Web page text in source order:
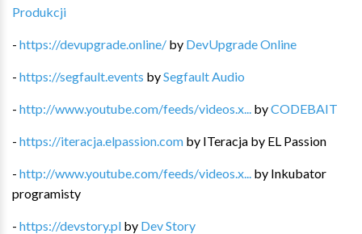
Produkcji
- https://devupgrade.online/ by DevUpgrade Online
- https://segfault.events bySegfault Audio
- http://www.youtube.com/feeds/videos.x... byCODEBAIT
- https://iteracja.elpassion.com by ITeracja by EL Passion
- http://www.youtube.com/feeds/videos.x... by Inkubator
programisty
- https://devstory.pl by Dev Story